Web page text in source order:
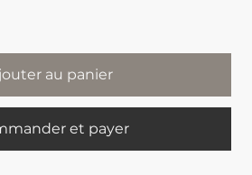
au panier
et payer